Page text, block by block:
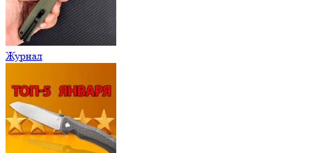
Журнал